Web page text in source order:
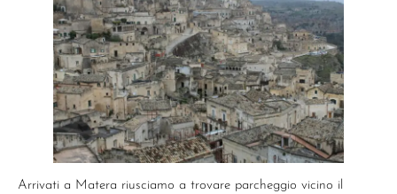
Arrivati a Matera riusciamo a trovare parcheggio vicino il